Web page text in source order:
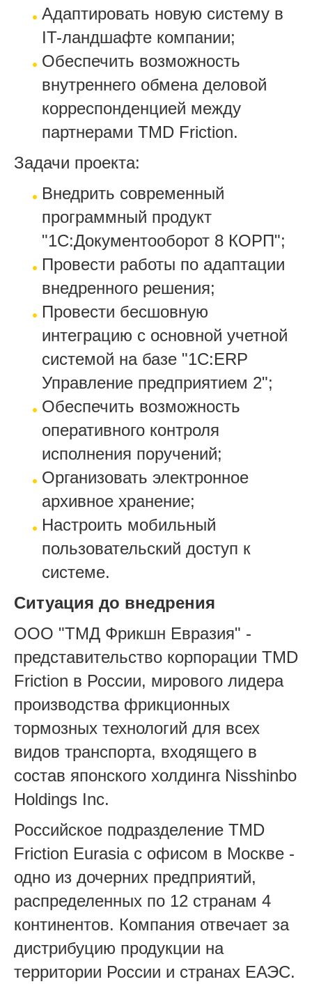
Адаптировать новую систему в
IT-ландшафте компании;
Обеспечить возможность
внутреннего обмена деловой
корреспонденцией между
партнерами TMD Friction.
Задачи проекта:
Внедрить современный
программный продукт
"1С:Документооборот 8 КОРП";
Провести работы по адаптации
внедренного решения;
Провести бесшовную
интеграцию с основной учетной
системой на базе "1С:ERP
Управление предприятием 2";
Обеспечить возможность
оперативного контроля
исполнения поручений;
Организовать электронное
архивное хранение;
Настроить мобильный
пользовательский доступ к
системе.
Ситуация до внедрения
ООО "ТМД Фрикшн Евразия" -
представительство корпорации TMD
Friction в России, мирового лидера
производства фрикционных
тормозных технологий для всех
видов транспорта, входящего в
состав японского холдинга Nisshinbo
Holdings Inc.
Российское подразделение TMD
Friction Eurasia с офисом в Москве -
одно из дочерних предприятий,
распределенных по 12 странам 4
континентов. Компания отвечает за
дистрибуцию продукции на
территории России и странах ЕАЭС.